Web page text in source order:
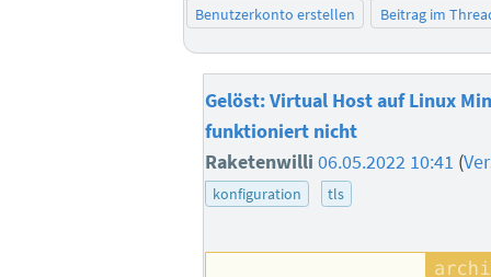
Benutzerkonto erstellen
Beitrag im
Gelöst: Virtual Host auf Linux
funktioniert nicht
Raketenwilli06.05.2022 10:41 (
konfiguration tls